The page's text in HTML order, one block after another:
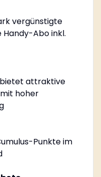
vergünstigte
Abo inkl.
bietet attraktive
hoher
Punkte im